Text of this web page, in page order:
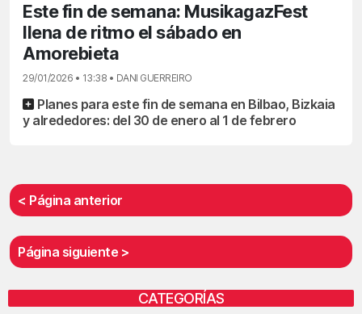
Este fin de semana: MusikagazFest
llena de ritmo el sábado en
Amorebieta
29/01/2026 • 13:38 • DANI GUERREIRO
Planes para este fin de semana en Bilbao, Bizkaia
y alrededores: del 30 de enero al 1 de febrero
< Página anterior
Página siguiente >
CATEGORÍAS